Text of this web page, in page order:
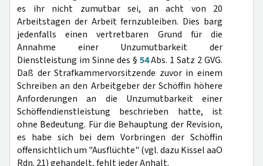
es ihr nicht zumutbar sei, an acht von 20
Arbeitstagen der Arbeit fernzubleiben. Dies barg
jedenfalls einen vertretbaren Grund für die
Annahme einer Unzumutbarkeit der
Dienstleistung im Sinne des § 54Abs. 1 Satz 2 GVG.
Daß der Strafkammervorsitzende zuvor in einem
Schreiben an den Arbeitgeber der Schöffin höhere
Anforderungen an die Unzumutbarkeit einer
Schöffendienstleistung beschrieben hatte, ist
ohne Bedeutung. Für die Behauptung der Revision,
es habe sich bei dem Vorbringen der Schöffin
offensichtlich um "Ausflüchte" (vgl. dazu Kissel aaO
Rdn. 21) gehandelt, fehlt jeder Anhalt.